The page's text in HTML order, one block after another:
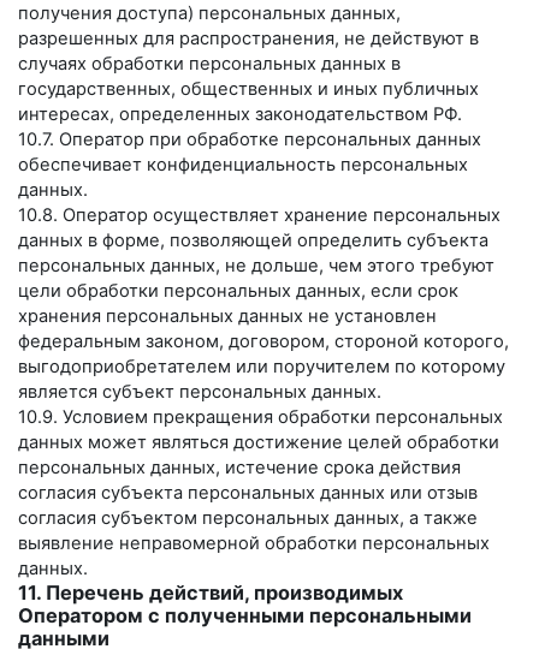
получения доступа) персональных данных,
разрешенных для распространения, не действуют в
случаях обработки персональных данных в
государственных, общественных и иных публичных
интересах, определенных законодательством РФ.
10.7. Оператор при обработке персональных данных
обеспечивает конфиденциальность персональных
данных.
10.8. Оператор осуществляет хранение персональных
данных в форме, позволяющей определить субъекта
персональных данных, не дольше, чем этого требуют
цели обработки персональных данных, если срок
хранения персональных данных не установлен
федеральным законом, договором, стороной которого,
выгодоприобретателем или поручителем по которому
является субъект персональных данных.
10.9. Условием прекращения обработки персональных
данных может являться достижение целей обработки
персональных данных, истечение срока действия
согласия субъекта персональных данных или отзыв
согласия субъектом персональных данных, а также
выявление неправомерной обработки персональных
данных.
11. Перечень действий, производимых
Оператором с полученными персональными
данными